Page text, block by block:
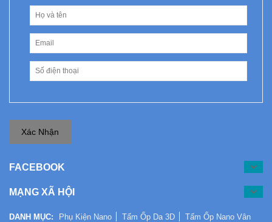
Xác Nhận
FACEBOOK
MẠNG XÃ HỘI
DANH MỤC: Phụ Kiện Nano Tấm Ốp Da 3D Tấm Ốp Nano Vân